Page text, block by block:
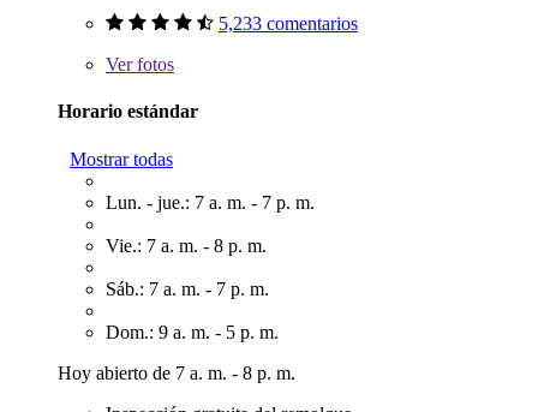
5,233 comentarios
Verfotos
Horario estándar
Mostrar todas
Lun. - jue.: 7 a. m. - 7 p. m.
Vie.: 7 a. m. - 8 p. m.
Sáb.: 7 a. m. - 7 p. m.
Dom.: 9 a. m. - 5 p. m.
Hoy abierto de 7 a. m. - 8 p. m.